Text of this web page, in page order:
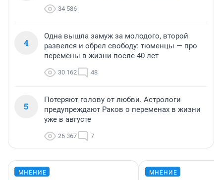
34 586
4
Одна вышла замуж за молодого, второй
развелся и обрел свободу: тюменцы — про
перемены в жизни после 40 лет
30 162 48
5
Потеряют голову от любви. Астрологи
предупреждают Раков о переменах в жизни
уже в августе
26 367 7
МНЕНИЕ МНЕНИЕ